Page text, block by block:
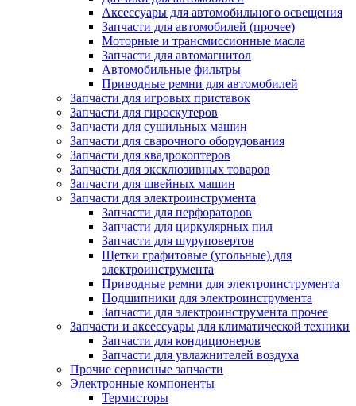
Аксессуары для автомобильного освещения
Запчасти для автомобилей (прочее)
Моторные и трансмиссионные масла
Запчасти для автомагнитол
Автомобильные фильтры
Приводные ремни для автомобилей
Запчасти для игровых приставок
Запчасти для гироскутеров
Запчасти для сушильных машин
Запчасти для сварочного оборудования
Запчасти для квадрокоптеров
Запчасти для эксклюзивных товаров
Запчасти для швейных машин
Запчасти для электроинструмента
Запчасти для перфораторов
Запчасти для циркулярных пил
Запчасти для шуруповертов
Щетки графитовые (угольные) для
электроинструмента
Приводные ремни для электроинструмента
Подшипники для электроинструмента
Запчасти для электроинструмента прочее
Запчасти и аксессуары для климатической техники
Запчасти для кондиционеров
Запчасти для увлажнителей воздуха
Прочие сервисные запчасти
Электронные компоненты
Термисторы